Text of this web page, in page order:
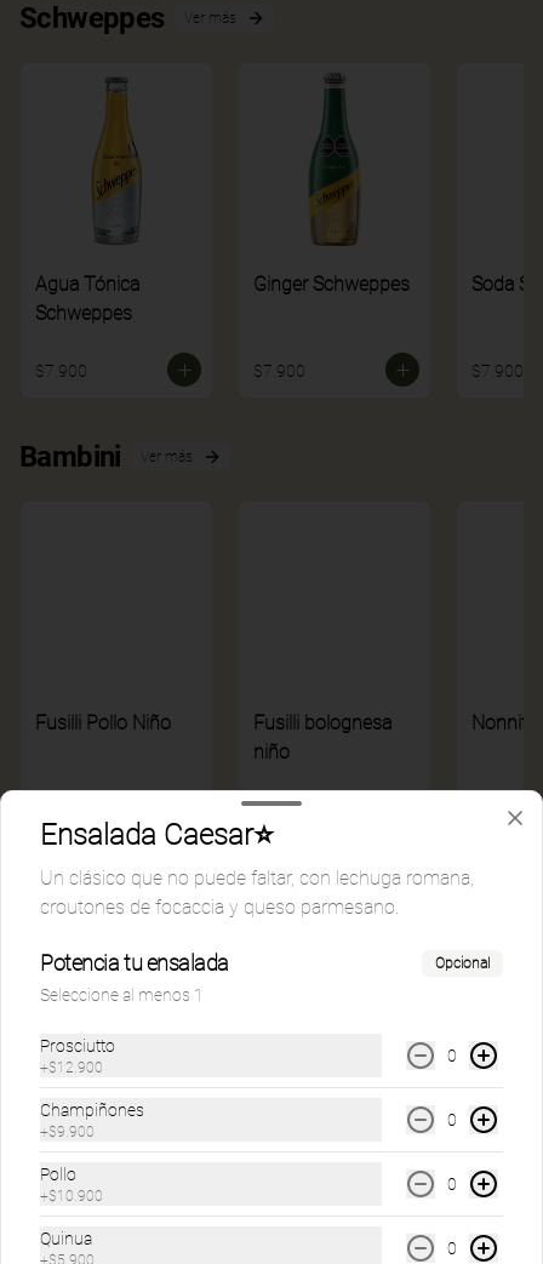
Schweppes Ver más
Agua Tónica
Schweppes
$7.900
Ginger Schweppes
$7.900
Soda
$7.900
Bambini Ver más
Fusilli Pollo Niño
Fusilli bolognesa
niño
$18.900 $19.900
Menú Mundialista
$4.500
Ensalada Caesar⭐
Un clásico que no puede faltar, con lechuga romana,
croutones de focaccia y queso parmesano.
Potencia tu ensalada Opcional
Seleccione al menos 1
Prosciutto
+$12.900
0
Champiñones
+$9.900
0
Pollo
+$10.900
0
Quinua
+$5.900
0